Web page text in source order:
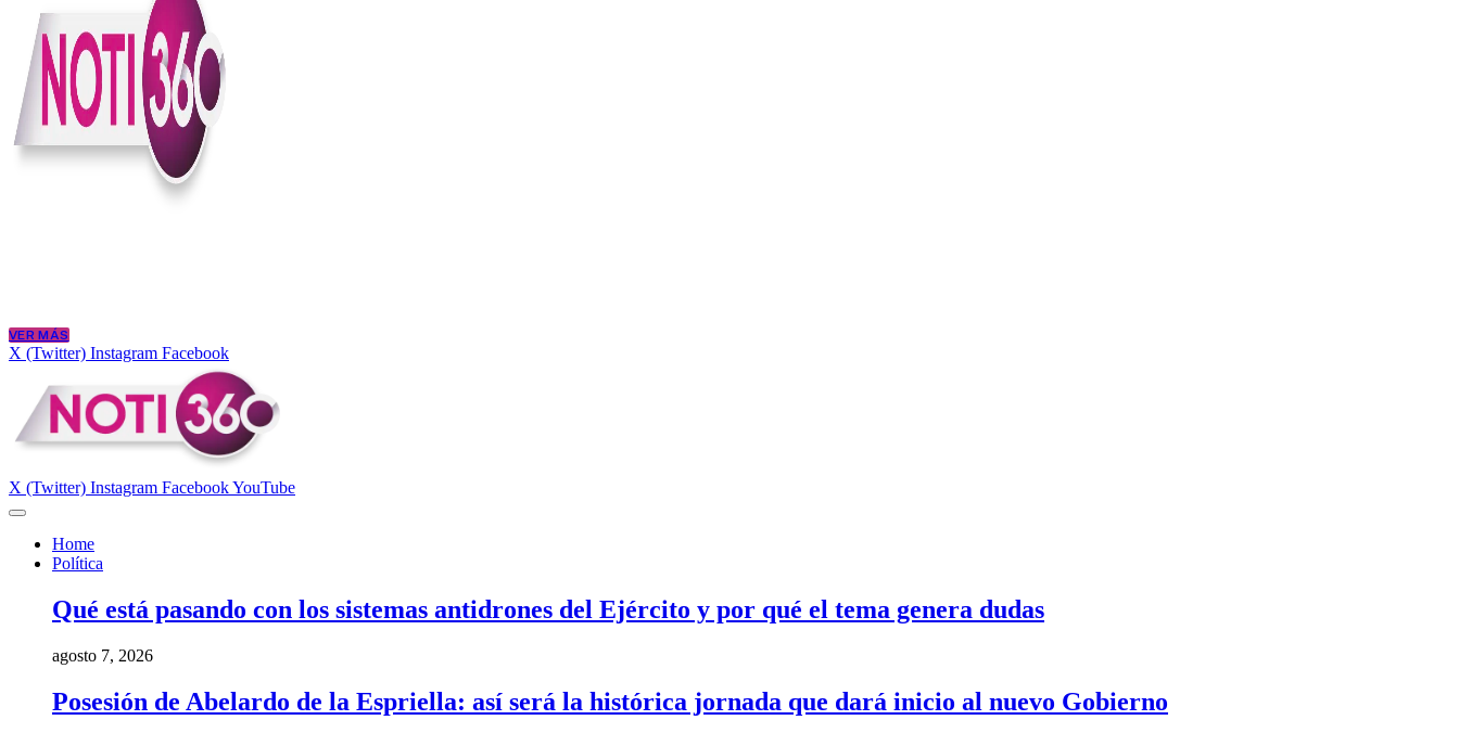
VER MÁS
X (Twitter) Instagram Facebook
X (Twitter) Instagram FacebookYouTube
Home
Política
Qué está pasando con los sistemas antidrones del Ejército y por qué el tema genera dudas
agosto 7, 2026
Posesión de Abelardo de la Espriella: así será la histórica jornada que dará inicio al nuevo Gobierno